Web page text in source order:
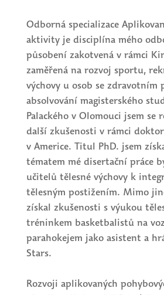
Odborná specializace
aktivity je disciplína mého
působení zakotvená v rámci
zaměřená na rozvoj sportu,
výchovy u osob se zdravotním
absolvování magisterského
Palackého v Olomouci jsem se
další zkušenosti v rámci
v Americe. Titul PhD. jsem
tématem mé disertační práce
učitelů tělesné výchovy k
tělesným postižením. Mimo
získal zkušenosti s výukou
tréninkem basketbalistů na
parahokejem jako asistent a
Stars.
Rozvoji aplikovaných